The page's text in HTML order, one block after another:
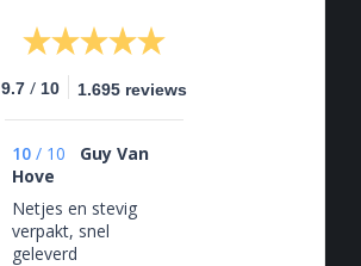
9.7 / 10 1.695 reviews
10 / 10
Guy Van
Hove
Netjes en stevig
verpakt, snel
geleverd